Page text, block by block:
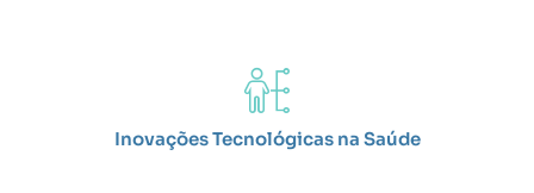
Inovações Tecnológicas na Saúde